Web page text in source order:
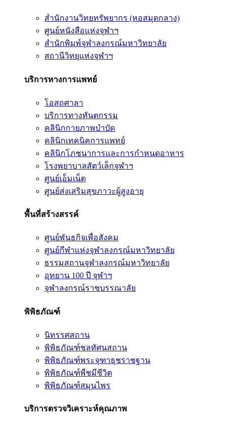
สำนักงานวิทยทรัพยากร (หอสมุดกลาง)
ศูนย์หนังสือแห่งจุฬาฯ
สำนักพิมพ์จุฬาลงกรณ์มหาวิทยาลัย
สถานีวิทยุแห่งจุฬาฯ
บริการทางการแพทย์
โอสถศาลา
บริการทางทันตกรรม
คลินิกกายภาพบำบัด
คลินิกเทคนิคการแพทย์
คลินิกโภชนาการและการกำหนดอาหาร
โรงพยาบาลสัตว์เล็กจุฬาฯ
ศูนย์เอ็มเน็ต
ศูนย์ส่งเสริมสุขภาวะผู้สูงอายุ
พื้นที่สร้างสรรค์
ศูนย์พันธกิจเพื่อสังคม
ศูนย์กีฬาแห่งจุฬาลงกรณ์มหาวิทยาลัย
ธรรมสถานจุฬาลงกรณ์มหาวิทยาลัย
อุทยาน 100 ปี จุฬาฯ
จุฬาลงกรณ์ราชบรรณาลัย
พิพิธภัณฑ์
นิทรรศสถาน
พิพิธภัณฑ์ชลทัศนสถาน
พิพิธภัณฑ์พระจุฑาธุชราชฐาน
พิพิธภัณฑ์พืชมีชีวิต
พิพิธภัณฑ์สมุนไพร
บริการตรวจวิเคราะห์คุณภาพ